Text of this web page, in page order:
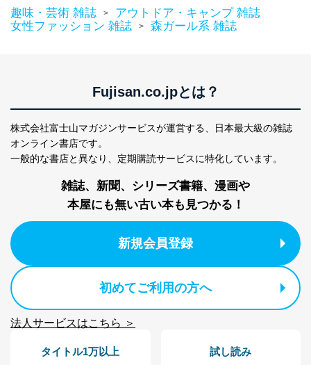
応じた新商品・サービスに関する
広告のため
3
当社カスタマーQ＆
Aサービス利用者
の確認のため
ｅメール等によるカスタマーQ＆A
サイトのサービス内容のご案内の
ため
ス、キャンペーン等の広告に関す
採用応募者の方の
個人情報
採用選考、ご連絡のため
5
パートナー（提携
により当社の
定期購読サービス
等をご利用の方の
個人情報
購入商品配送のため
た商品の発売元企業からのｅメー
ル等による商品、
サービス、キャンペーン等の広告
に関するご案内のため
SNS公式アカウン
当社のサービス利用状況の把握お
お問い合わせ対応、トラブル対
趣味・芸術 雑誌 >
アウトドア・キャンプ 雑誌
女性ファッション 雑誌
> 森ガール系 雑誌
Fujisan.co.jpとは？
株式会社富士山マガジンサービスが運営する、
日本最大級の雑誌
オンライン書店です。
一般的な書店と異なり、 定期購読サービスに特化しています。
雑誌、新聞、シリーズ書籍、漫画や
本屋にも無い古い本も見つかる！
新規会員登録
初めてご利用の方へ
法人サービスはこちら ＞
タイトル1万以上 試し読み